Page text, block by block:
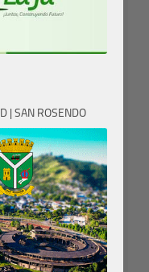
| SAN ROSENDO